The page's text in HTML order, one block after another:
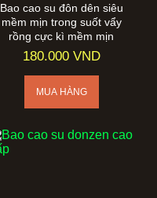
Bao cao su đôn dên siêu
mềm mịn trong suốt vẩy
rồng cực kì mềm mịn
180.000 VND